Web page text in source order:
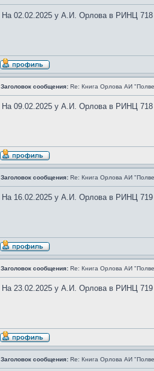
На 02.02.2025 у А.И. Орлова в РИНЦ 718
Заголовок сообщения: Re: Книга Орлова АИ
На 09.02.2025 у А.И. Орлова в РИНЦ 718
Заголовок сообщения: Re: Книга Орлова АИ
На 16.02.2025 у А.И. Орлова в РИНЦ 719
Заголовок сообщения: Re: Книга Орлова АИ
На 23.02.2025 у А.И. Орлова в РИНЦ 719
Заголовок сообщения: Re: Книга Орлова АИ